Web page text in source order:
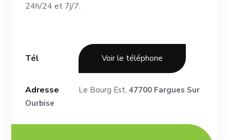
24h/24 et 7j/7.
Tél Voir le téléphone
Adresse Le Bourg Est, 47700 Fargues Sur
Ourbise